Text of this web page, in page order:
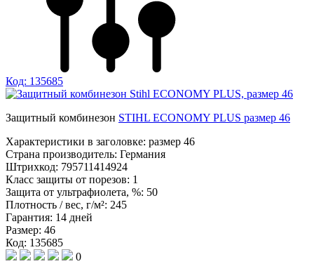
Код: 135685
Защитный комбинезон STIHL ECONOMY PLUS размер 46
Характеристики в заголовке: размер 46
Страна производитель: Германия
Штрихкод: 795711414924
Класс защиты от порезов: 1
Защита от ультрафиолета, %: 50
Плотность / вес, г/м²: 245
Гарантия: 14 дней
Размер: 46
Код: 135685
0